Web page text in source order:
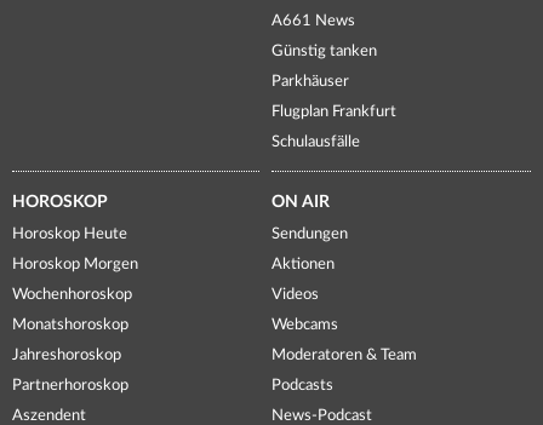
A661 News
Günstig tanken
Parkhäuser
Flugplan Frankfurt
Schulausfälle
HOROSKOP
Horoskop Heute
Horoskop Morgen
Wochenhoroskop
Monatshoroskop
Jahreshoroskop
Partnerhoroskop
Aszendent
ON AIR
Sendungen
Aktionen
Videos
Webcams
Moderatoren & Team
Podcasts
News-Podcast